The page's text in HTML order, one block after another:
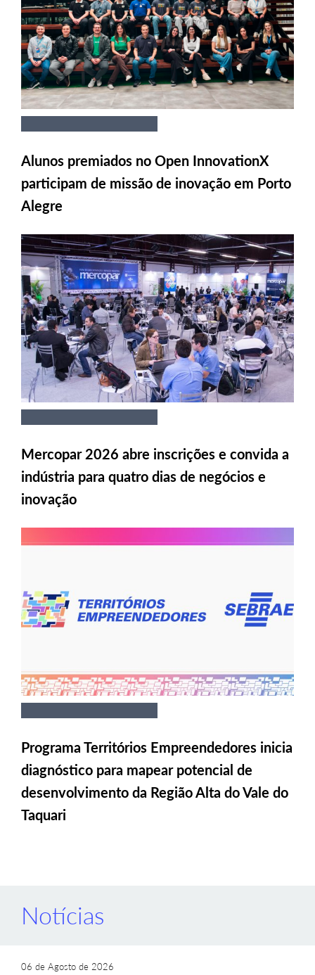
Alunos premiados no Open InnovationX
participam de missão de inovação em Porto
Alegre
Mercopar 2026 abre inscrições e convida a
indústria para quatro dias de negócios e
inovação
Programa Territórios Empreendedores inicia
diagnóstico para mapear potencial de
desenvolvimento da Região Alta do Vale do
Taquari
Notícias
06 de Agosto de 2026